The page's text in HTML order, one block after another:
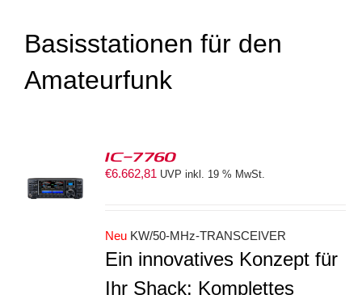
Basisstationen für den
Amateurfunk
IC-7760
€6.662,81 UVP inkl. 19 % MwSt.
Neu KW/50-MHz-TRANSCEIVER
Ein innovatives Konzept für
Ihr Shack: Komplettes